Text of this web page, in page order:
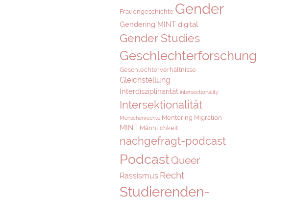
Frauengeschichte Gender
Gendering MINT digital
Gender Studies
Geschlechterforschung
Geschlechterverhältnisse
Gleichstellung
Interdisziplinarität intersectionality
Intersektionalität
Menschenrechte Mentoring Migration
MINT Männlichkeit
nachgefragt-podcast
PodcastQueer
Rassismus Recht
Studierenden-